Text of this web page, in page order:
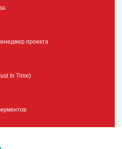
проекта
In Time)